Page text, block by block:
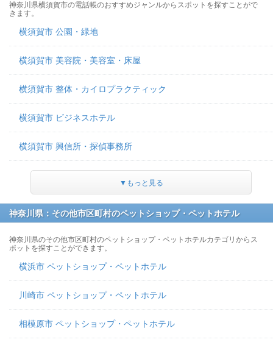
神奈川県横須賀市の電話帳のおすすめジャンルからスポットを探すことがで
きます。
横須賀市 公園・緑地
横須賀市 美容院・美容室・床屋
横須賀市 整体・カイロプラクティック
横須賀市 ビジネスホテル
横須賀市 興信所・探偵事務所
▼もっと見る
神奈川県：その他市区町村のペットショップ・ペットホテル
神奈川県のその他市区町村のペットショップ・ペットホテルカテゴリからス
ポットを探すことができます。
横浜市 ペットショップ・ペットホテル
川崎市 ペットショップ・ペットホテル
相模原市 ペットショップ・ペットホテル